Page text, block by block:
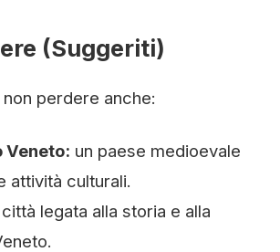
(Suggeriti)
perdere anche:
Veneto: un paese medioevale
attività culturali.
città legata alla storia e alla